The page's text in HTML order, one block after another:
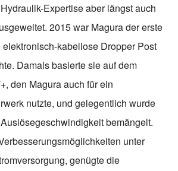
Expertise aber längst auch
2015 war Magura der erste
kabellose Dropper Post
Damals basierte sie auf dem
den Magura auch für ein
nutzte, und gelegentlich wurde
bemängelt.
unter
genügte die